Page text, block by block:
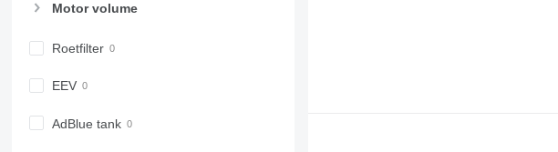
Motor volume
Roetfilter
EEV
AdBlue tank